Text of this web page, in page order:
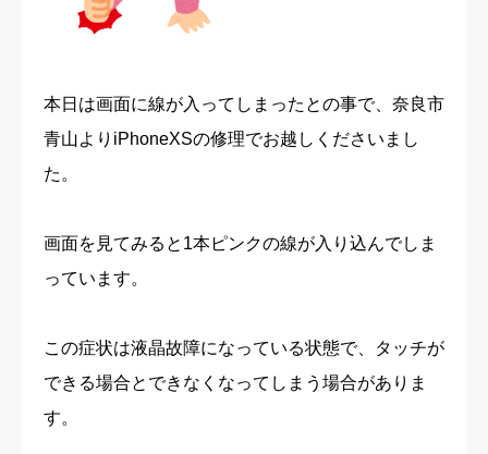
本日は画面に線が入ってしまったとの事で、奈良市
青山よりiPhoneXSの修理でお越しくださいまし
た。
画面を見てみると1本ピンクの線が入り込んでしま
っています。
この症状は液晶故障になっている状態で、タッチが
できる場合とできなくなってしまう場合がありま
す。